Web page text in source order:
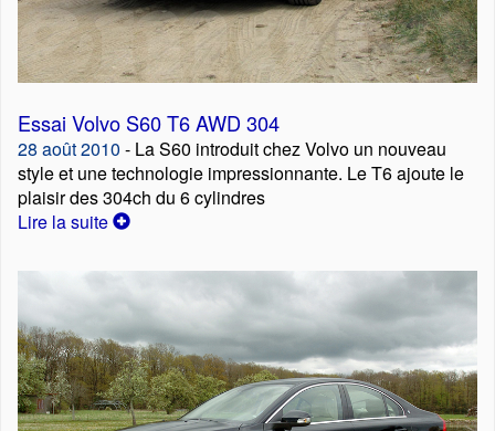
Essai Volvo S60 T6 AWD 304
28 août 2010 - La S60 introduit chez Volvo un nouveau
style et une technologie impressionnante. Le T6 ajoute le
plaisir des 304ch du 6 cylindres
Lire la suite